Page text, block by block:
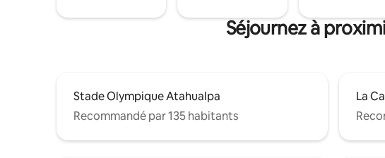
Séjournez à
Stade Olympique Atahualpa
Recommandé par 135 habitants
La